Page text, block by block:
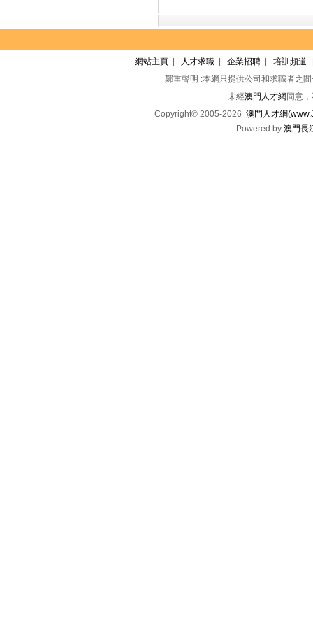
網站主頁 人才求職 企業招聘 培訓頻道
鄭重聲明 :本網只提供公司和求職者之
未經澳門人才網 同意
Copyright© 2005-2026 澳門人才網
Powered by 澳門長